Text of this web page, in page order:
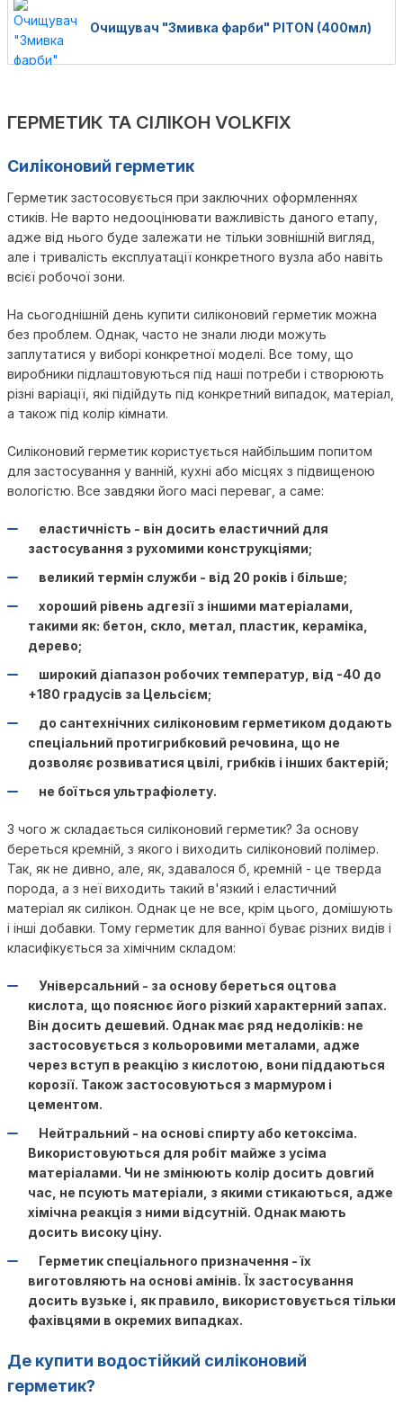
Очищувач "Змивка фарби" PITON (400мл)
ГЕРМЕТИК ТА СІЛІКОН VOLKFIX
Силіконовий герметик
Герметик застосовується при заключних оформленнях
стиків. Не варто недооцінювати важливість даного етапу,
адже від нього буде залежати не тільки зовнішній вигляд,
але і тривалість експлуатації конкретного вузла або навіть
всієї робочої зони.
На сьогоднішній день купити силіконовий герметик можна
без проблем. Однак, часто не знали люди можуть
заплутатися у виборі конкретної моделі. Все тому, що
виробники підлаштовуються під наші потреби і створюють
різні варіації, які підійдуть під конкретний випадок, матеріал,
а також під колір кімнати.
Силіконовий герметик користується найбільшим попитом
для застосування у ванній, кухні або місцях з підвищеною
вологістю. Все завдяки його масі переваг, а саме:
еластичність - він досить еластичний для
застосування з рухомими конструкціями;
великий термін служби - від 20 років і більше;
хороший рівень адгезії з іншими матеріалами,
такими як: бетон, скло, метал, пластик, кераміка,
дерево;
широкий діапазон робочих температур, від -40 до
+180 градусів за Цельсієм;
до сантехнічних силіконовим герметиком додають
спеціальний протигрибковий речовина, що не
дозволяє розвиватися цвілі, грибків і інших бактерій;
не боїться ультрафіолету.
З чого ж складається силіконовий герметик? За основу
береться кремній, з якого і виходить силіконовий полімер.
Так, як не дивно, але, як, здавалося б, кремній - це тверда
порода, а з неї виходить такий в'язкий і еластичний
матеріал як силікон. Однак це не все, крім цього, домішують
і інші добавки. Тому герметик для ванної буває різних видів і
класифікується за хімічним складом:
Універсальний - за основу береться оцтова
кислота, що пояснює його різкий характерний запах.
Він досить дешевий. Однак має ряд недоліків: не
застосовується з кольоровими металами, адже
через вступ в реакцію з кислотою, вони піддаються
корозії. Також застосовуються з мармуром і
цементом.
Нейтральний - на основі спирту або кетоксіма.
Використовуються для робіт майже з усіма
матеріалами. Чи не змінюють колір досить довгий
час, не псують матеріали, з якими стикаються, адже
хімічна реакція з ними відсутній. Однак мають
досить високу ціну.
Герметик спеціального призначення - їх
виготовляють на основі амінів. Їх застосування
досить вузьке і, як правило, використовується тільки
фахівцями в окремих випадках.
Де купити водостійкий силіконовий
герметик?